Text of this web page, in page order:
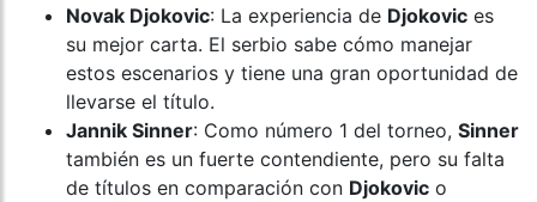
Novak Djokovic: La experiencia de Djokovic es
su mejor carta. El serbio sabe cómo manejar
estos escenarios y tiene una gran oportunidad de
llevarse el título.
Jannik Sinner: Como número 1 del torneo, Sinner
también es un fuerte contendiente, pero su falta
de títulos en comparación con Djokovic o